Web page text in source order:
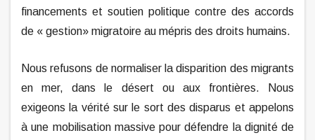
financements et soutien politique contre des accords
de « gestion» migratoire au mépris des droits humains.
Nous refusons de normaliser la disparition des migrants
en mer, dans le désert ou aux frontières. Nous
exigeons la vérité sur le sort des disparus et appelons
à une mobilisation massive pour défendre la dignité de